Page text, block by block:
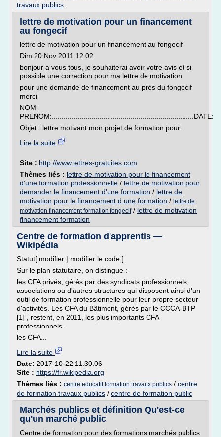
travaux publics
lettre de motivation pour un financement
au fongecif
lettre de motivation pour un financement au fongecif
Dim 20 Nov 2011 12:02
bonjour a vous tous, je souhaiterai avoir votre avis et si
possible une correction pour ma lettre de motivation
pour une demande de financement au près du fongecif
merci
NOM:
PRENOM:........................................................................DATE:
Objet : lettre motivant mon projet de formation pour...
Lire la suite
Site : http://www.lettres-gratuites.com
Thèmes liés : lettre de motivation pour le financement
d'une formation professionnelle / lettre de motivation pour
demander le financement d'une formation / lettre de
motivation pour le financement d une formation / lettre de
motivation financement formation fongecif/ lettre de motivation
financement formation
Centre de formation d'apprentis —
Wikipédia
Statut[ modifier | modifier le code ]
Sur le plan statutaire, on distingue :
les CFA privés, gérés par des syndicats professionnels,
associations ou d'autres structures qui disposent ainsi d'un
outil de formation professionnelle pour leur propre secteur
d'activités. Les CFA du Bâtiment, gérés par le CCCA-BTP
[1] , restent, en 2011, les plus importants CFA
professionnels.
les CFA...
Lire la suite
Date: 2017-10-22 11:30:06
Site : https://fr.wikipedia.org
Thèmes liés : centre educatif formation travaux publics / centre
de formation travaux publics / centre de formation public
Marchés publics et définition Qu'est-ce
qu'un marché public
Centre de formation pour des formations marchés publics